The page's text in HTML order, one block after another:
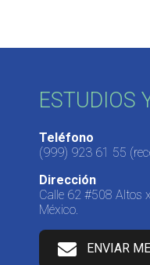
ESTUDIOS
Teléfono
(999) 923 61 55
Dirección
Calle 62 #508 Altos
México.
ENVIAR